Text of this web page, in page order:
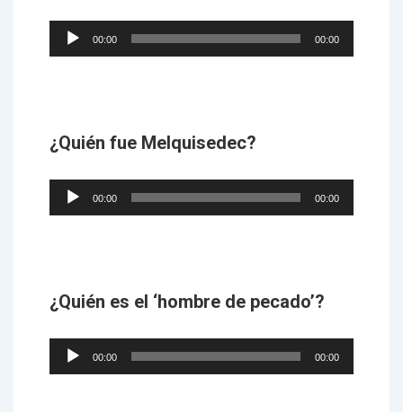
Audio
Player
00:00 00:00
¿Quién fue Melquisedec?
Audio
Player
00:00 00:00
¿Quién es el ‘hombre de pecado’?
Audio
Player
00:00 00:00